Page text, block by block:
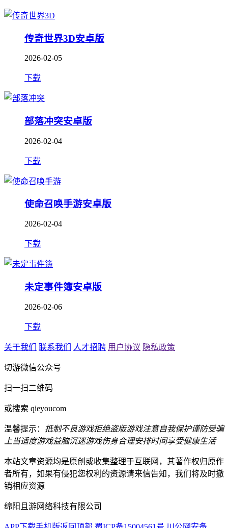
传奇世界3D安卓版
2026-02-05
下载
部落冲突安卓版
2026-02-04
下载
使命召唤手游安卓版
2026-02-04
下载
未定事件簿安卓版
2026-02-06
下载
关于我们 联系我们 人才招聘 用户协议 隐私政策
切游微信公众号
扫一扫二维码
或搜索 qieyoucom
温馨提示： 抵制不良游戏拒绝盗版游戏注意自我保护谨防受骗
上当适度游戏益脑沉迷游戏伤身合理安排时间享受健康生活
本站文章资源均是原创或收集整理于互联网，其著作权归原作
者所有，如果有侵犯您权利的资源请来信告知，我们将及时撤
销相应资源
绵阳且游网络科技有限公司